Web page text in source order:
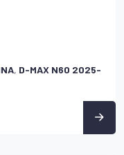
, D-MAX N60 2025-